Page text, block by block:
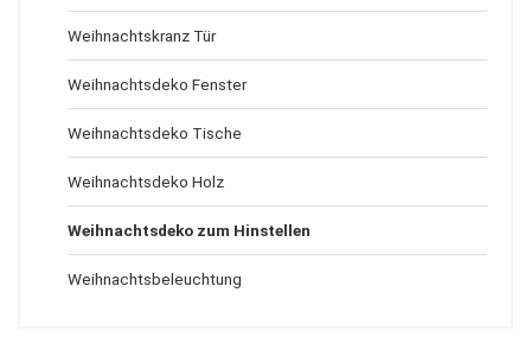
Weihnachtskranz Tür
Weihnachtsdeko Fenster
Weihnachtsdeko Tische
Weihnachtsdeko Holz
Weihnachtsdeko zum Hinstellen
Weihnachtsbeleuchtung